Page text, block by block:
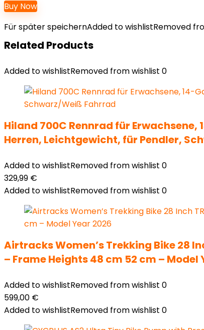
Buy Now
Für später speichernAdded to wishlistRemoved
Related Products
Added to wishlistRemoved from wishlist 0
Hiland 700C Rennrad für
Herren, Leichtgewicht, für Pendler,
Added to wishlistRemoved from wishlist 0
329,99 €
Added to wishlistRemoved from wishlist 0
Airtracks Women’s Trekking Bike 28
– Frame Heights 48 cm 52 cm – Model
Added to wishlistRemoved from wishlist 0
599,00 €
Added to wishlistRemoved from wishlist 0